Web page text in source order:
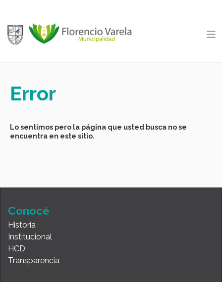
Error
Lo sentimos pero la página que usted busca no se
encuentra en este sitio.
Conocé
Historia
Institucional
HCD
Transparencia